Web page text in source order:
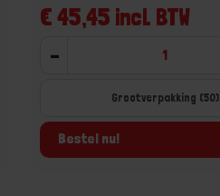
€ 45,45 incl. BTW
-
Grootverpakking (50)
Bestel nu!